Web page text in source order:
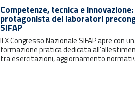
Competenze, tecnica e
protagonista dei laboratori
SIFAP
Il X Congresso Nazionale SIFAP apre con
formazione pratica dedicata
tra esercitazioni, aggiornamento